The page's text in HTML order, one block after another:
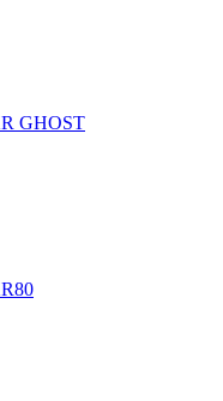
GHOST